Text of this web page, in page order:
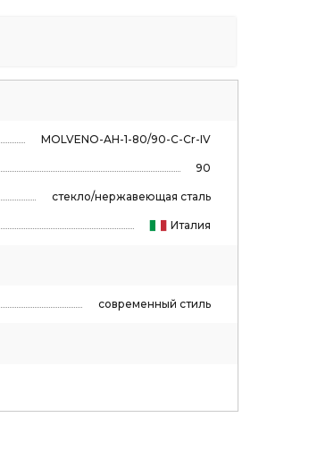
MOLVENO-AH-1-80/90-C-Cr-IV
90
стекло/нержавеющая сталь
Италия
современный стиль